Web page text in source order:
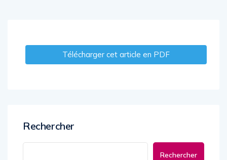
Télécharger cet article en PDF
Rechercher
Rechercher